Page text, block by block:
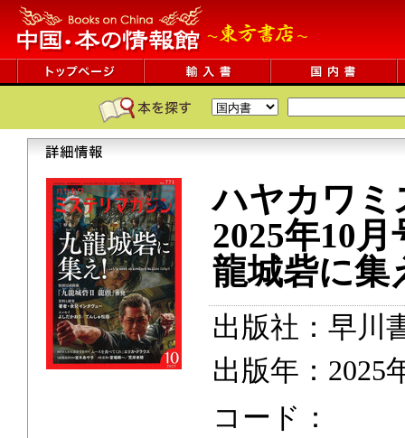
ハヤカワ
2025年10
龍城砦に
出版社：早川
出版年：2025
コード：